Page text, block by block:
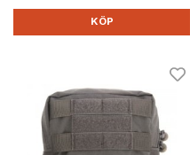
KÖP